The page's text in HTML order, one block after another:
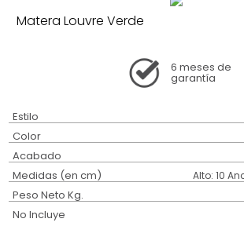
Matera Louvre Verde
6 meses de
garantía
Estilo
Color
Acabado
Medidas (en cm) Alto: 10
Peso Neto Kg.
No Incluye